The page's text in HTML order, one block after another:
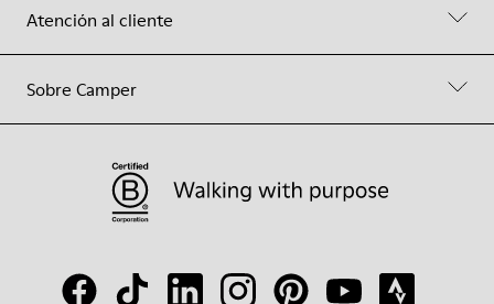
Atención al cliente
Sobre Camper